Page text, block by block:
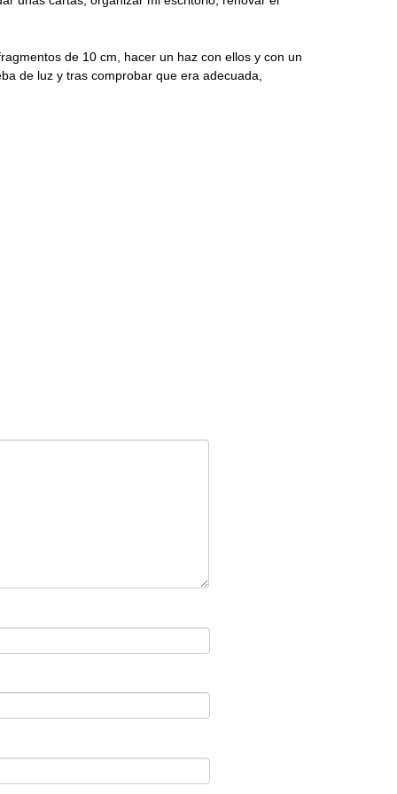
de 10 cm, hacer un haz con ellos y con un
de luz y tras comprobar que era adecuada,